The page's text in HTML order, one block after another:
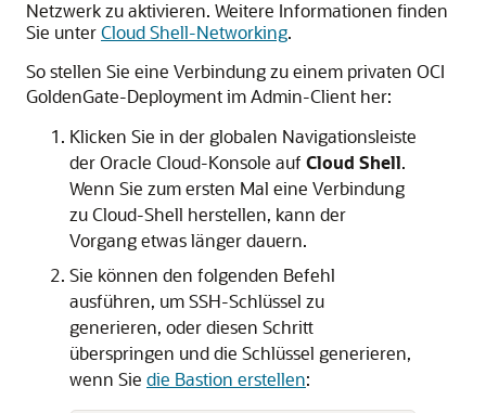
Netzwerk zu aktivieren. Weitere Informationen finden
Sie unterCloud Shell-Networking.
So stellen Sie eine Verbindung zu einem privaten OCI
GoldenGate-Deployment im Admin-Client her:
Klicken Sie in der globalen Navigationsleiste
derOracle Cloud-Konsole auf Cloud Shell.
Wenn Sie zum ersten Mal eine Verbindung
zu Cloud-Shell herstellen, kann der
Vorgang etwas länger dauern.
Sie können den folgenden Befehl
ausführen, um SSH-Schlüssel zu
generieren, oder diesen Schritt
überspringen und die Schlüssel generieren,
wenn Sie die Bastion erstellen: